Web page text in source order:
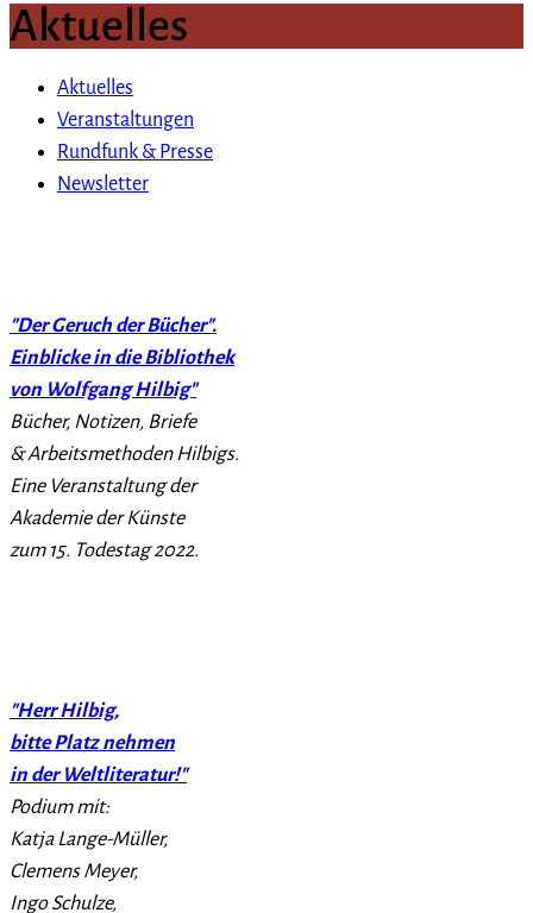
Aktuelles
Aktuelles
Veranstaltungen
Rundfunk & Presse
Newsletter
"Der Geruch der Bücher".
Einblicke in die Bibliothek
von Wolfgang Hilbig"
Bücher, Notizen, Briefe
& Arbeitsmethoden Hilbigs.
Eine Veranstaltung der
Akademie der Künste
zum 15. Todestag 2022.
"Herr Hilbig,
bitte Platz nehmen
in der Weltliteratur!"
Podium mit:
Katja Lange-Müller,
Clemens Meyer,
Ingo Schulze,